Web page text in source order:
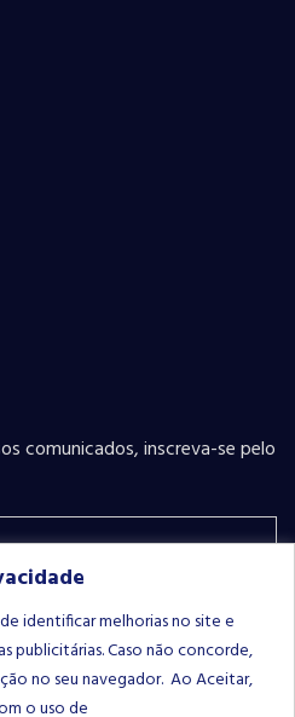
identificar melhorias no site e
publicitárias. Caso não concorde,
no seu navegador. Ao Aceitar,
o uso de
comunicados, inscreva-se pelo
SE